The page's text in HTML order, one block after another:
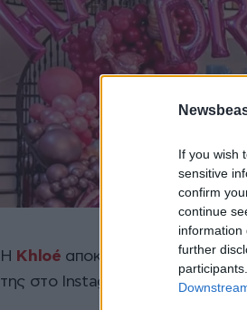
If you wish
sensitive
confirm
continue
information
further
Η Khloé αποκάλεσε τη
της στο Instagram.